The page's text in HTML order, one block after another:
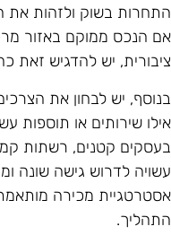
בשוק ולזהות את
הנכס ממוקם באזור
יש להדגיש זאת
יש לבחון את
שירותים או תוספות
קטנים, רשתות
לדרוש גישה שונה
מכירה